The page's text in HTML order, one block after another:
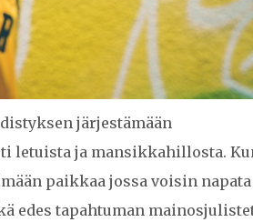
järjestämään
letuista ja mansikkahillosta.
paikkaa jossa voisin
edes tapahtuman